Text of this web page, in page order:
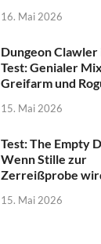
16. Mai 2026
Dungeon Clawler
Test: Genialer
Greifarm und
15. Mai 2026
Test: The Empty
Wenn Stille zur
Zerreißprobe
15. Mai 2026